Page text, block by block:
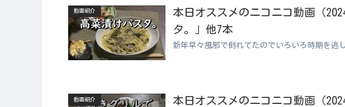
動画紹介
本日オススメのニコニコ動画（
タ。」他7本
新年早々風邪で倒れてたのでいろいろ時期を逃
動画紹介
本日オススメのニコニコ動画（